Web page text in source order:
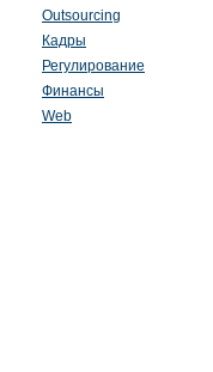
Outsourcing
Кадры
Регулирование
Финансы
Web